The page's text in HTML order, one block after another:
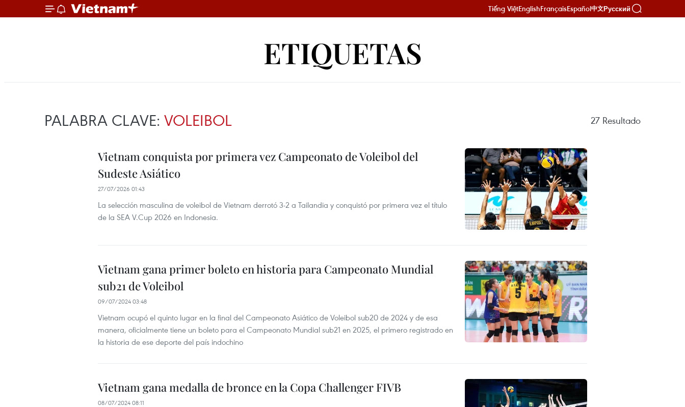
Tiếng ViệtEnglishFrançaisEspañol中文Русский
ETIQUETAS
PALABRA CLAVE: VOLEIBOL 27 Resultado
Vietnam conquista por primera vez Campeonato de Voleibol del
Sudeste Asiático
27/07/2026 01:43
La selección masculina de voleibol de Vietnam derrotó 3-2 a Tailandia y conquistó por primera vez el título
de la SEA V.Cup 2026 en Indonesia.
Vietnam gana primer boleto en historia para Campeonato Mundial
sub21 de Voleibol
09/07/2024 03:48
Vietnam ocupó el quinto lugar en la final del Campeonato Asiático de Voleibol sub20 de 2024 y de esa
manera, oficialmente tiene un boleto para el Campeonato Mundial sub21 en 2025, el primero registrado en
la historia de ese deporte del país indochino
Vietnam gana medalla de bronce en la Copa Challenger FIVB
08/07/2024 08:11